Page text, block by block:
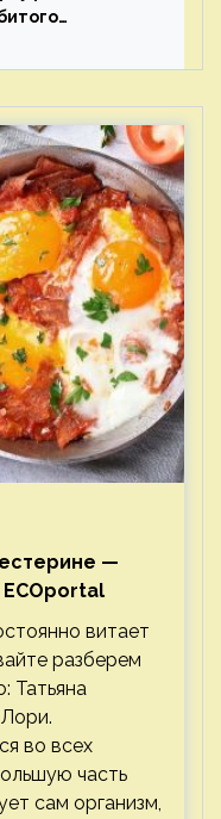
—
ECOportal
витает
разберем
Татьяна
во всех
часть
сам организм,